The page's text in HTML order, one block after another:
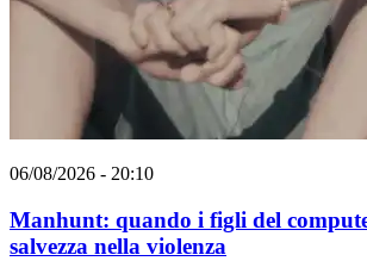
06/08/2026 - 20:10
Manhunt: quando i figli del
salvezza nella violenza